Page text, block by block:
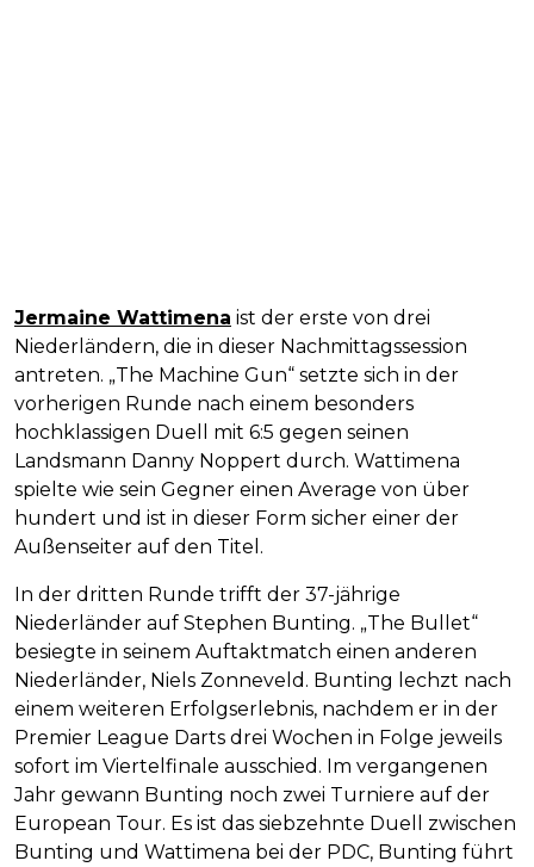
Jermaine Wattimena ist der erste von drei
Niederländern, die in dieser Nachmittagssession
antreten. „The Machine Gun“ setzte sich in der
vorherigen Runde nach einem besonders
hochklassigen Duell mit 6:5 gegen seinen
Landsmann Danny Noppert durch. Wattimena
spielte wie sein Gegner einen Average von über
hundert und ist in dieser Form sicher einer der
Außenseiter auf den Titel.
In der dritten Runde trifft der 37-jährige
Niederländer auf Stephen Bunting. „The Bullet“
besiegte in seinem Auftaktmatch einen anderen
Niederländer, Niels Zonneveld. Bunting lechzt nach
einem weiteren Erfolgserlebnis, nachdem er in der
Premier League Darts drei Wochen in Folge jeweils
sofort im Viertelfinale ausschied. Im vergangenen
Jahr gewann Bunting noch zwei Turniere auf der
European Tour. Es ist das siebzehnte Duell zwischen
Bunting und Wattimena bei der PDC, Bunting führt